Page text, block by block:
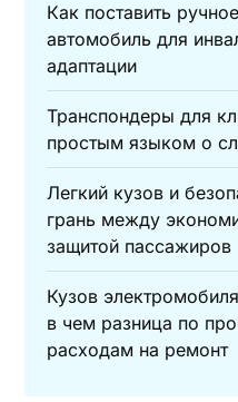
Как поставить
автомобиль для
адаптации
Транспондеры для
простым языком о
Легкий кузов и
грань между
защитой пассажиров
Кузов
в чем разница по
расходам на ремонт